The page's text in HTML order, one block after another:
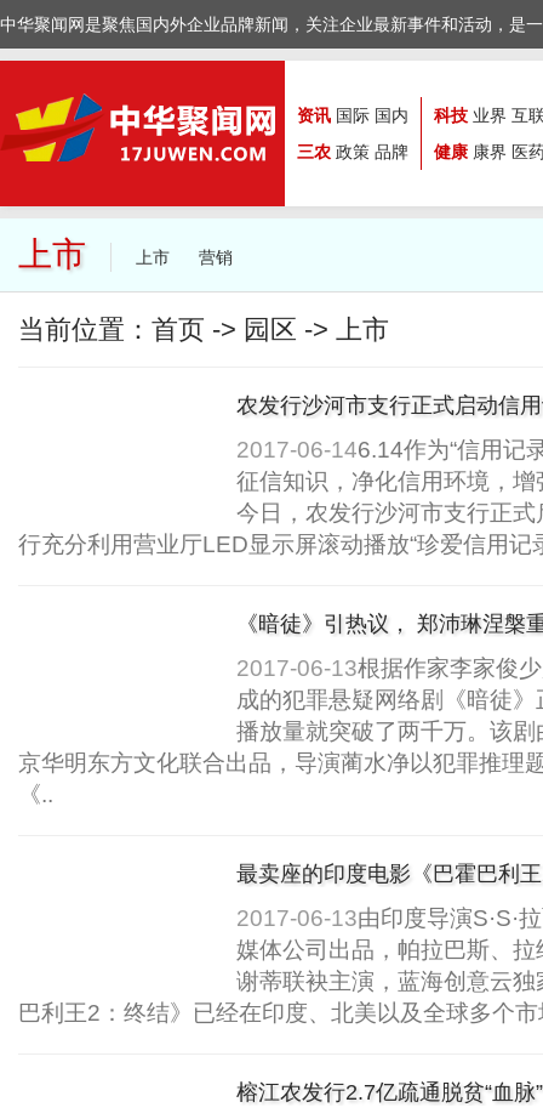
中华聚闻网是聚焦国内外企业品牌新闻，关注企业最新事件和活动，是
资讯 国际 国内
三农 政策 品牌
科技 业界 互
健康 康界 医
上市 上市 营销
当前位置： 首页 -> 园区 -> 上市
农发行沙河市支行正式启动信
2017-06-146.14作为“信用记
征信知识，净化信用环境，
今日，农发行沙河市支行正
行充分利用营业厅LED显示屏滚动播放“珍爱信用记
《暗徒》引热议， 郑沛琳涅槃
2017-06-13根据作家李家俊
成的犯罪悬疑网络剧《暗徒
播放量就突破了两千万。该
京华明东方文化联合出品，导演蔺水净以犯罪推理
《..
最卖座的印度电影《巴霍巴利
2017-06-13由印度导演S·S·
媒体公司出品，帕拉巴斯、拉
谢蒂联袂主演，蓝海创意云
巴利王2：终结》已经在印度、北美以及全球多个
榕江农发行2.7亿疏通脱贫“血脉”